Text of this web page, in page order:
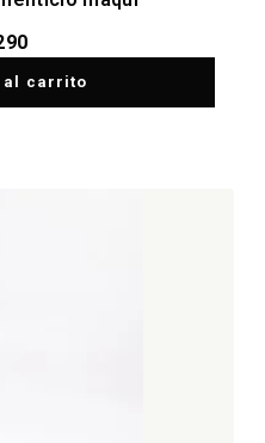
al carrito